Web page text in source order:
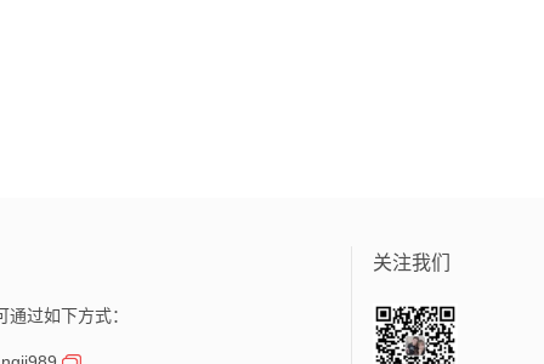
通过如下方式：
关注我们